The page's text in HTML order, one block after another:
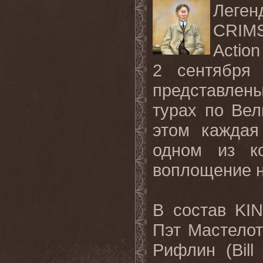
2
турах по
этом
одном из
воплощение
В состав
Пэт
Рифлин (Bill